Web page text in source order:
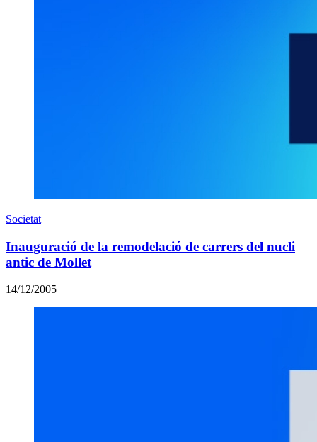
Societat
Inauguració de la remodelació de carrers del nucli
antic de Mollet
14/12/2005